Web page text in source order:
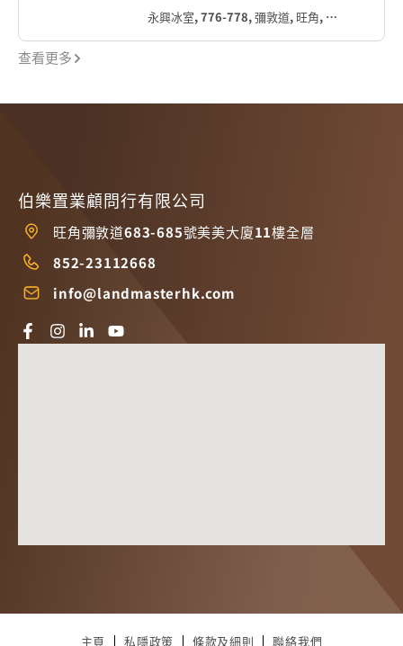
查看更多
永興冰室, 776-778, 彌敦道, 旺角, 油尖旺區, 九龍, 香港, 中国
伯樂置業顧問行有限公司
旺角彌敦道683-685號美美大廈11樓全層
852-23112668
info@landmasterhk.com
主頁 私隱政策 條款及細則 聯絡我們